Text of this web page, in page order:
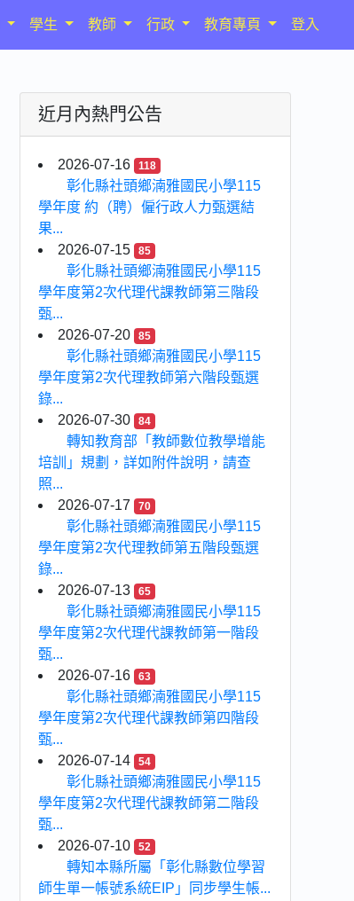
學生 教師 行政 教育專頁 登入
近月內熱門公告
2026-07-16 118
彰化縣社頭鄉湳雅國民小學115
學年度 約（聘）僱行政人力甄選結
果...
2026-07-15
85
彰化縣社頭鄉湳雅國民小學115
學年度第2次代理代課教師第三階段
甄...
2026-07-20
85
彰化縣社頭鄉湳雅國民小學115
學年度第2次代理教師第六階段甄選
錄...
2026-07-30
84
轉知教育部「教師數位教學增能
培訓」規劃，詳如附件說明，請查
照...
2026-07-17
70
彰化縣社頭鄉湳雅國民小學115
學年度第2次代理教師第五階段甄選
錄...
2026-07-13
65
彰化縣社頭鄉湳雅國民小學115
學年度第2次代理代課教師第一階段
甄...
2026-07-16
63
彰化縣社頭鄉湳雅國民小學115
學年度第2次代理代課教師第四階段
甄...
2026-07-14
54
彰化縣社頭鄉湳雅國民小學115
學年度第2次代理代課教師第二階段
甄...
2026-07-10
52
轉知本縣所屬「彰化縣數位學習
師生單一帳號系統EIP」同步學生帳...